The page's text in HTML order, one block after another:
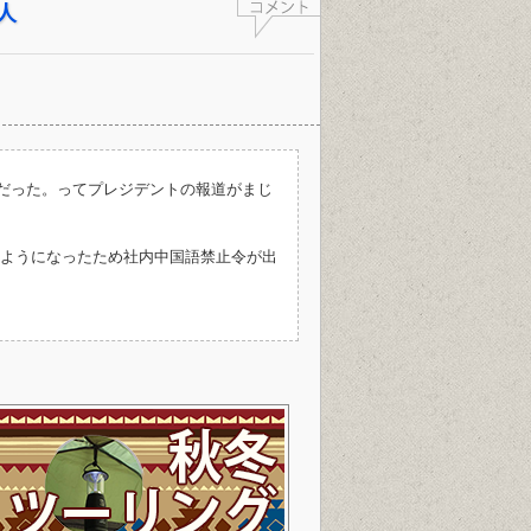
った。ってプレジデントの報道がまじ
うになったため社内中国語禁止令が出